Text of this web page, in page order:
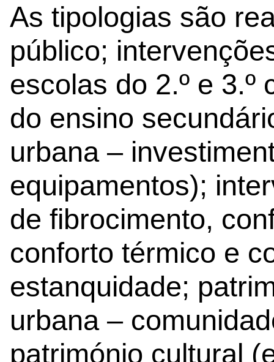
As tipologias são
público;
escolas do 2.º e
do ensino
urbana –
equipamentos);
de fibrocimento,
conforto térmico e
estanquidade;
urbana –
património cultural